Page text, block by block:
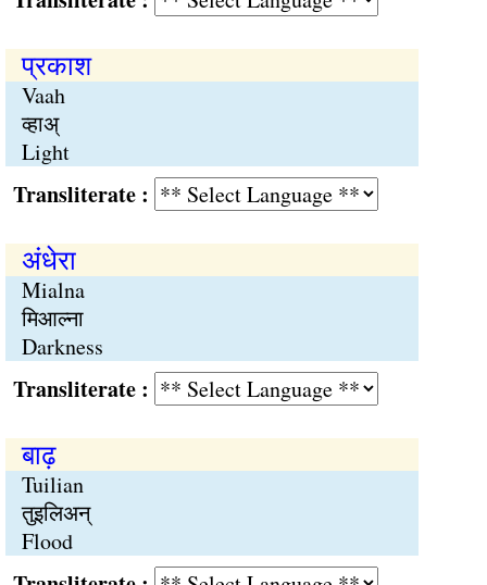
प्रकाश
Vaah
व्हाअ्
Light
:
अंधेरा
Mialna
मिआल्ना
Darkness
:
बाढ़
Tuilian
तुइलिअन्
Flood